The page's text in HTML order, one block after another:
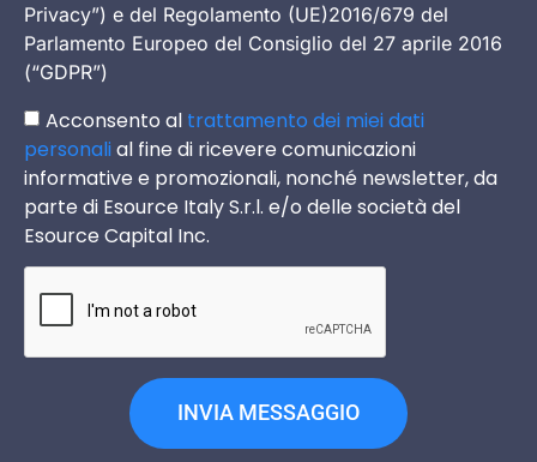
Privacy”) e del Regolamento (UE)2016/679 del
Parlamento Europeo del Consiglio del 27 aprile 2016
(“GDPR”)
Acconsento al trattamento dei miei dati
personalial fine di ricevere comunicazioni
informative e promozionali, nonché newsletter, da
parte di Esource Italy S.r.l. e/o delle società del
Esource Capital Inc.
INVIA MESSAGGIO